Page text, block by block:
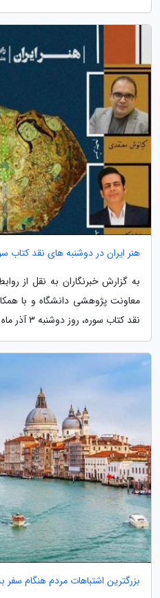
هنر ایران در دوشنبه های نقد کتاب
به گزارش خبرنگاران به نقل از
معاونت پژوهشی دانشگاه و با
نقد کتاب سوره، روز دوشنبه 3 آذر ماه به صورت آنلاین برگزار می شود.
بزرگترین اشتباهات مردم هنگام سفر به